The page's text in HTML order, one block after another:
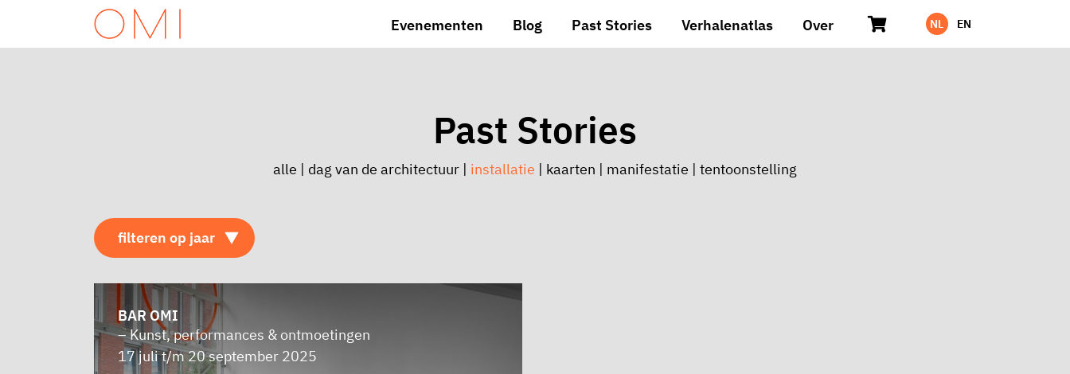
Evenementen Blog Past Stories Verhalenatlas Over NL EN
Past Stories
alle | dag van de architectuur | installatie | kaarten | manifestatie | tentoonstelling
BAR OMI
– Kunst, performances & ontmoetingen
17 juli t/m 20 september 2025